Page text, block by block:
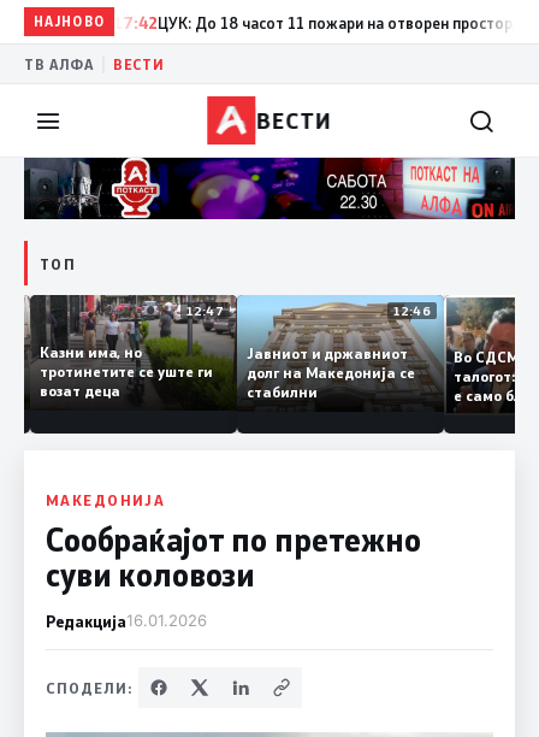
НАЈНОВО17:42ЦУК: До 18 часот 11 пожари на отворен простор, од
ТВ АЛФА ВЕСТИ
ВЕСТИ
ТОП
12:50 12:47
Казни има, но
тротинетите се уште ги
возат деца
12:46
Јавниот и државниот
долг на Македонија се
стабилни
Во СДСМ
е само
копија
Заев
МАКЕДОНИЈА
Сообраќајот по претежно
суви коловози
Редакција16.01.2026
СПОДЕЛИ: